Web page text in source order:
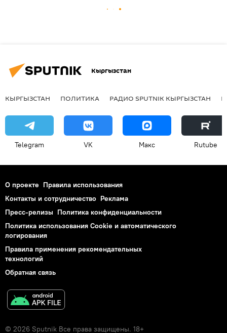
Кыргызстан
КЫРГЫЗСТАН ПОЛИТИКА РАДИО SPUTNIK КЫРГЫЗСТАН
Telegram VK Макс Rutube
О проекте Правила использования
Контакты и сотрудничество Реклама
Пресс-релизы Политика конфиденциальности
Политика использования Cookie и автоматического
логирования
Правила применения рекомендательных
технологий
Обратная связь
© 2026 Sputnik Все права защищены. 18+